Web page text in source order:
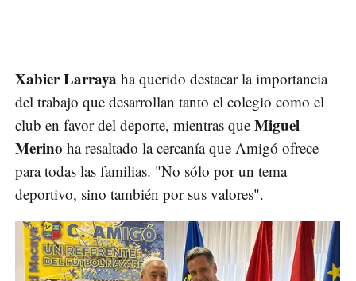
Xabier Larraya ha querido destacar la importancia
del trabajo que desarrollan tanto el colegio como el
club en favor del deporte, mientras que Miguel
Merino ha resaltado la cercanía que Amigó ofrece
para todas las familias. "No sólo por un tema
deportivo, sino también por sus valores".